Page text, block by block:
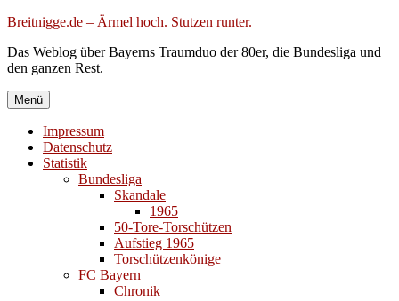
Zum
springen
Breitnigge.de – Ärmel hoch. Stutzen runter.
Das Weblog über Bayerns Traumduo der 80er, die Bundesliga und
den ganzen Rest.
Menü
Impressum
Datenschutz
Statistik
Bundesliga
Skandale
1965
50-Tore-Torschützen
Aufstieg 1965
Torschützenkönige
FC Bayern
Chronik